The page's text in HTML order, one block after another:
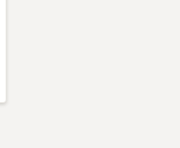
、自家用車で行きます。霊園
が少なく、人数制限もあるの